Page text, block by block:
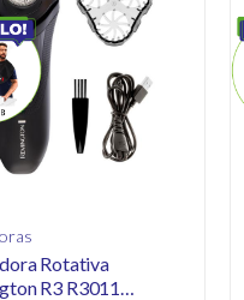
Rotativa
R3 R3011